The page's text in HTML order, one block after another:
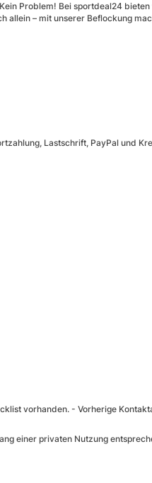
Problem! Bei sportdeal24
allein – mit unserer Beflockung
Lastschrift, PayPal und
vorhanden. - Vorherige
einer privaten Nutzung